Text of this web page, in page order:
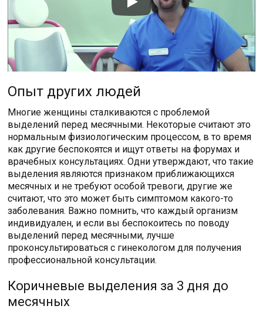
Опыт других людей
Многие женщины сталкиваются с проблемой
выделений перед месячными. Некоторые считают это
нормальным физиологическим процессом, в то время
как другие беспокоятся и ищут ответы на форумах и
врачебных консультациях. Одни утверждают, что такие
выделения являются признаком приближающихся
месячных и не требуют особой тревоги, другие же
считают, что это может быть симптомом какого-то
заболевания. Важно помнить, что каждый организм
индивидуален, и если вы беспокоитесь по поводу
выделений перед месячными, лучше
проконсультироваться с гинекологом для получения
профессиональной консультации.
Коричневые выделения за 3 дня до
месячных